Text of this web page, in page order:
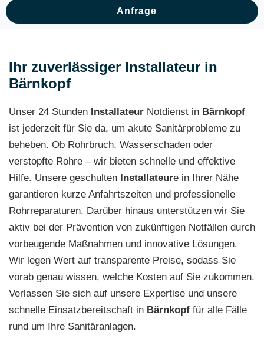
Anfrage
Ihr zuverlässiger Installateur in
Bärnkopf
Unser 24 Stunden Installateur Notdienst in Bärnkopf
ist jederzeit für Sie da, um akute Sanitärprobleme zu
beheben. Ob Rohrbruch, Wasserschaden oder
verstopfte Rohre – wir bieten schnelle und effektive
Hilfe. Unsere geschulten Installateure in Ihrer Nähe
garantieren kurze Anfahrtszeiten und professionelle
Rohrreparaturen. Darüber hinaus unterstützen wir Sie
aktiv bei der Prävention von zukünftigen Notfällen durch
vorbeugende Maßnahmen und innovative Lösungen.
Wir legen Wert auf transparente Preise, sodass Sie
vorab genau wissen, welche Kosten auf Sie zukommen.
Verlassen Sie sich auf unsere Expertise und unsere
schnelle Einsatzbereitschaft in Bärnkopf für alle Fälle
rund um Ihre Sanitäranlagen.